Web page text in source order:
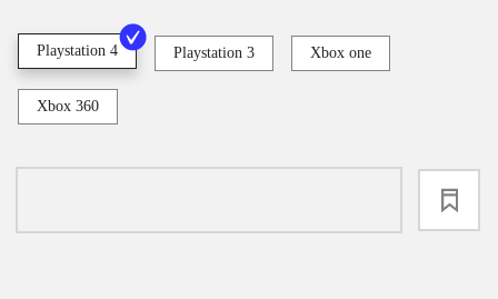
Playstation 4 Playstation 3 Xbox one
Xbox 360